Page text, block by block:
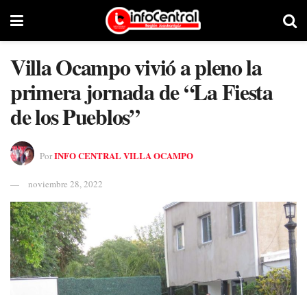
Villa Ocampo vivió a pleno la
primera jornada de “La Fiesta
de los Pueblos”
PorINFO CENTRAL VILLA OCAMPO
noviembre 28, 2022